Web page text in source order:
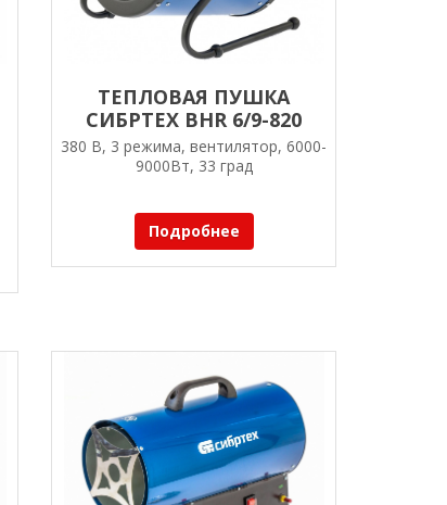
ТЕПЛОВАЯ ПУШКА
СИБРТЕХ BHR 6/9-820
(ТЕПЛОВЕНТИЛЯТОР)
380 В, 3 режима, вентилятор, 6000-
9000Вт, 33 град
Подробнее